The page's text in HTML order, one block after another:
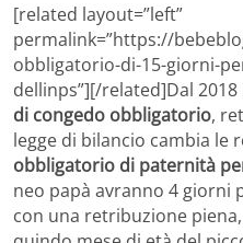
[related layout=”left”
permalink=”https://
obbligatorio-di-15-giorni-
dellinps”][/related]Dal 2018
di congedo obbligatorio,
legge di bilancio cambia le
obbligatorio di paternità
neo papà avranno 4 giorni
con una retribuzione